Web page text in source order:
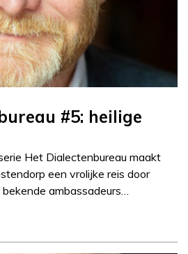
#5: heilige
Het Dialectenbureau maakt
een vrolijke reis door
ambassadeurs…